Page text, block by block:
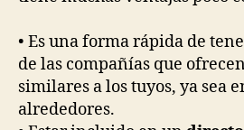
• Es una forma rápida de
de las compañías que
similares a los tuyos, ya sea
alrededores.